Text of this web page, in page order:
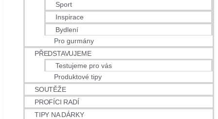
Sport
Inspirace
Bydlení
Pro gurmány
PŘEDSTAVUJEME
Testujeme pro vás
Produktové tipy
SOUTĚŽE
PROFÍCI RADÍ
TIPY NA DÁRKY